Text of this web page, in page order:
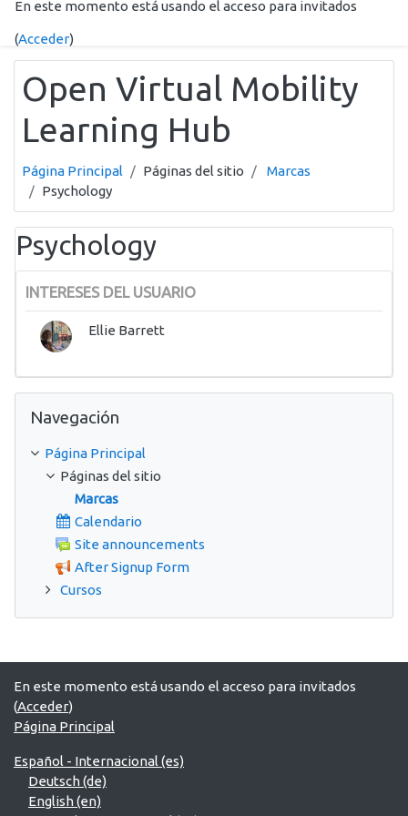
Salta al contenido principal
En este momento está usando el acceso para invitados
(Acceder)
Open Virtual Mobility
Learning Hub
Página Principal Páginas del sitio
Marcas
Psychology
Psychology
INTERESES DEL USUARIO
Ellie Barrett
Navegación
Página Principal
Páginas del sitio
Marcas
Calendario
Site announcements
After Signup Form
Cursos
En este momento está usando el acceso para invitados
(Acceder)
Página Principal
Español - Internacional ‎(es)‎
Deutsch ‎(de)‎
English ‎(en)‎